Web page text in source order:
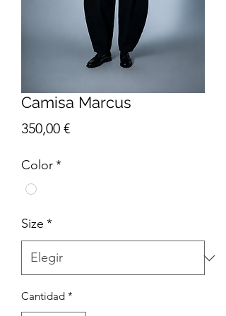
Camisa Marcus
350,00 €Precio
Color*
Size *
Cantidad *